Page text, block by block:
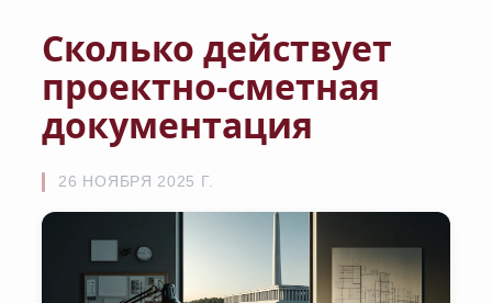
Сколько действует
проектно-сметная
документация
26 НОЯБРЯ 2025 Г.